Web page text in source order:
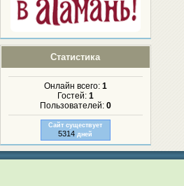
Статистика
Онлайн всего: 1
Гостей: 1
Пользователей: 0
Сайт существует
5314 дней